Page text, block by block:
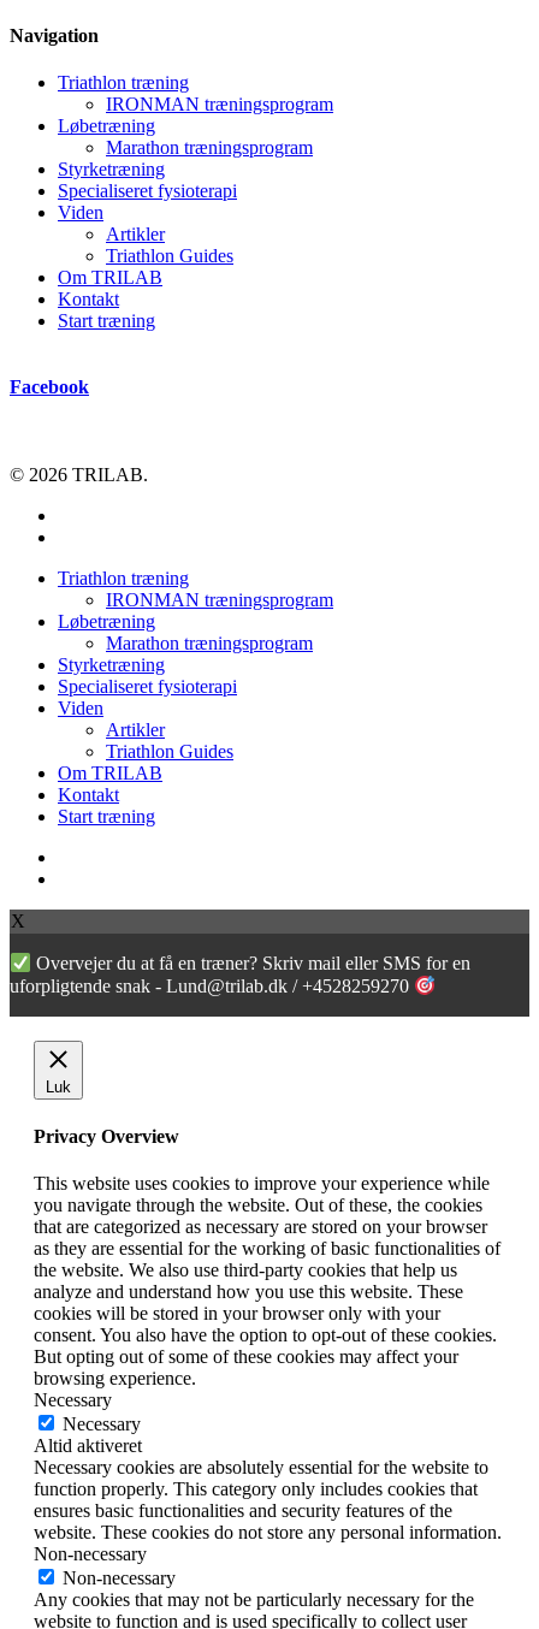
Navigation
Triathlon træning
IRONMAN træningsprogram
Løbetræning
Marathon træningsprogram
Styrketræning
Specialiseret fysioterapi
Viden
Artikler
Triathlon Guides
Om TRILAB
Kontakt
Start træning
Facebook
© 2026 TRILAB.
Close
Triathlon træning
IRONMAN træningsprogram
Løbetræning
Marathon træningsprogram
Styrketræning
Specialiseret fysioterapi
Viden
Artikler
Triathlon Guides
Om TRILAB
Kontakt
Start træning
X
Overvejer du at få en træner? Skriv mail eller SMS for en
uforpligtende snak - Lund@trilab.dk / +4528259270
Luk
Privacy Overview
This website uses cookies to improve your experience while
you navigate through the website. Out of these, the cookies
that are categorized as necessary are stored on your browser
as they are essential for the working of basic functionalities of
the website. We also use third-party cookies that help us
analyze and understand how you use this website. These
cookies will be stored in your browser only with your
consent. You also have the option to opt-out of these cookies.
But opting out of some of these cookies may affect your
browsing experience.
Necessary
Necessary
Altid aktiveret
Necessary cookies are absolutely essential for the website to
function properly. This category only includes cookies that
ensures basic functionalities and security features of the
website. These cookies do not store any personal information.
Non-necessary
Non-necessary
Any cookies that may not be particularly necessary for the
website to function and is used specifically to collect user